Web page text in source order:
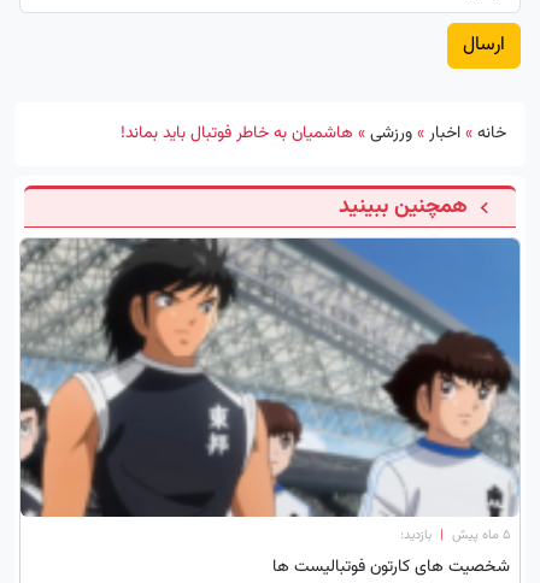
خانه»اخبار»ورزشی» هاشمیان به خاطر فوتبال باید بماند!
همچنین ببینید
۵ ماه پیش | بازدید:
شخصیت های کارتون فوتبالیست ها